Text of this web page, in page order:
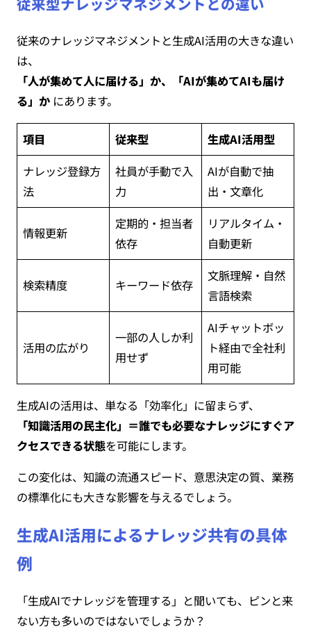
従来のナレッジマネジメントと生成AI活用の大きな違い
は、
「人が集めて人に届ける」か、「AIが集めてAIも届け
る」か にあります。
項目 従来型
生成AI活用型
ナレッジ登録方
法
社員が手動で入
力
AIが自動で抽
出・文章化
情報更新
定期的・担当者
依存
リアルタイム・
自動更新
検索精度 キーワード依存
文脈理解・自然
言語検索
活用の広がり
一部の人しか利
用せず
AIチャットボッ
ト経由で全社利
用可能
生成AIの活用は、単なる「効率化」に留まらず、
「知識活用の民主化」＝誰でも必要なナレッジにすぐア
クセスできる状態を可能にします。
この変化は、知識の流通スピード、意思決定の質、業務
の標準化にも大きな影響を与えるでしょう。
生成AI活用によるナレッジ共有の具体
例
「生成AIでナレッジを管理する」と聞いても、ピンと来
ない方も多いのではないでしょうか？